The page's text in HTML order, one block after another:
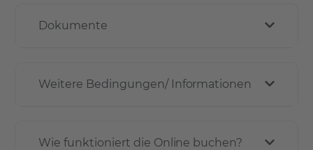
Dokumente
Weitere Bedingungen/ Informationen
Wie funktioniert die Online buchen?